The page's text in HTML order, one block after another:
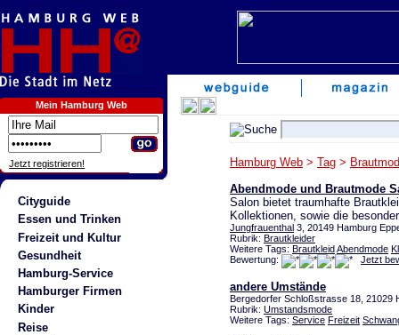
Mein Hamburg Web
Jetzt registrieren!
Cityguide
Essen und Trinken
Freizeit und Kultur
Gesundheit
Hamburg-Service
Hamburger Firmen
Kinder
Reise
Hamburg Web > Tag >
Abendmode und Brautmode
Salon bietet traumhafte
Kollektionen, sowie die
Jungfrauenthal 3, 20149 Hamburg
Rubrik: Brautkleider
Weitere Tags: BrautkleidAbendmode
Bewertung:
Jetzt
andere Umstände
Bergedorfer Schloßstrasse 18, 21029
Rubrik: Umstandsmode
Weitere Tags: Service Freizeit